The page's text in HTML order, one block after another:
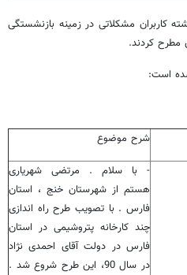
کاربران مشکلاتی در زمینه بازنشستگی
کردند.
است:
شرح موضوع
- با سلام . مرتضی شهریاری
هستم از شهرستان خنج ، استان
فارس . با تصویب طرح راه اندازی
چند کارخانه پتروشیمی در استان
فارس در دولت آقای احمدی نژاد
در سال 90، این طرح شروع شد .